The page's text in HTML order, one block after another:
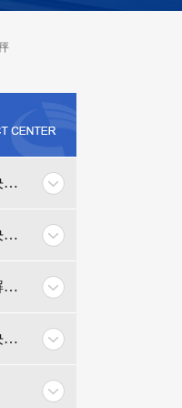
工业汽车衡及称重解决方案
食品零售业称重及解决方案
农产品批发业称重及解决方案
食堂餐饮业称重及解决方案